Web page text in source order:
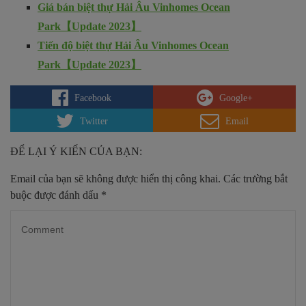
Giá bán biệt thự Hải Âu Vinhomes Ocean
Park【Update 2023】
Tiến độ biệt thự Hải Âu Vinhomes Ocean
Park【Update 2023】
Facebook Google+
Twitter Email
ĐỂ LẠI Ý KIẾN CỦA BẠN:
Email của bạn sẽ không được hiển thị công khai. Các trường bắt
buộc được đánh dấu *